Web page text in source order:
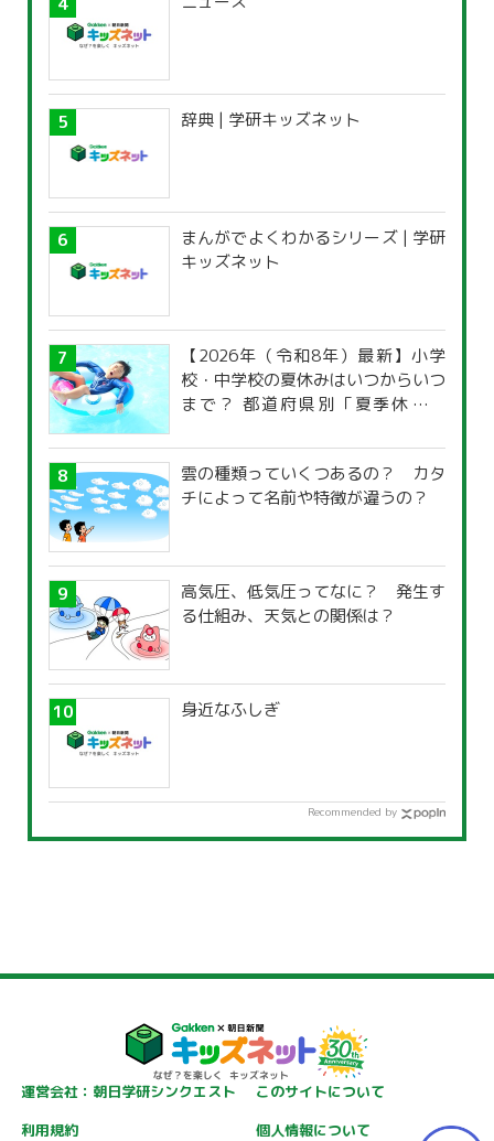
辞典 | 学研キッズネット
まんがでよくわかるシリーズ | 学研
キッズネット
【2026年（令和8年）最新】小学
校・中学校の夏休みはいつからいつ
まで？ 都道府県別「夏季休暇一
雲の種類っていくつあるの？ カタ
チによって名前や特徴が違うの？
高気圧、低気圧ってなに？ 発生す
る仕組み、天気との関係は？
身近なふしぎ
Recommended by
運営会社：朝日学研シンクエスト
このサイトについて
利用規約
個人情報について